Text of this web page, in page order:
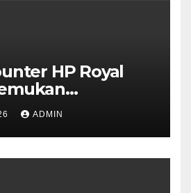
HP Royal
Dalam Mobil di
Dalami
dengan Kasus
ADMIN